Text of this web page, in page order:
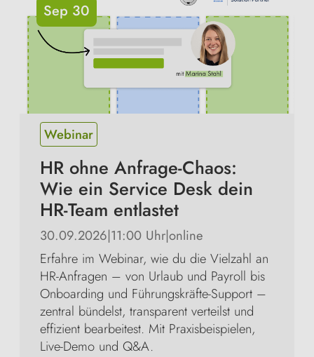
Sep 30
Webinar
HR ohne Anfrage-Chaos:
Wie ein Service Desk dein
HR-Team entlastet
30.09.2026|11:00 Uhr|online
Erfahre im Webinar, wie du die Vielzahl an
HR-Anfragen – von Urlaub und Payroll bis
Onboarding und Führungskräfte-Support –
zentral bündelst, transparent verteilst und
effizient bearbeitest. Mit Praxisbeispielen,
Live-Demo und Q&A.